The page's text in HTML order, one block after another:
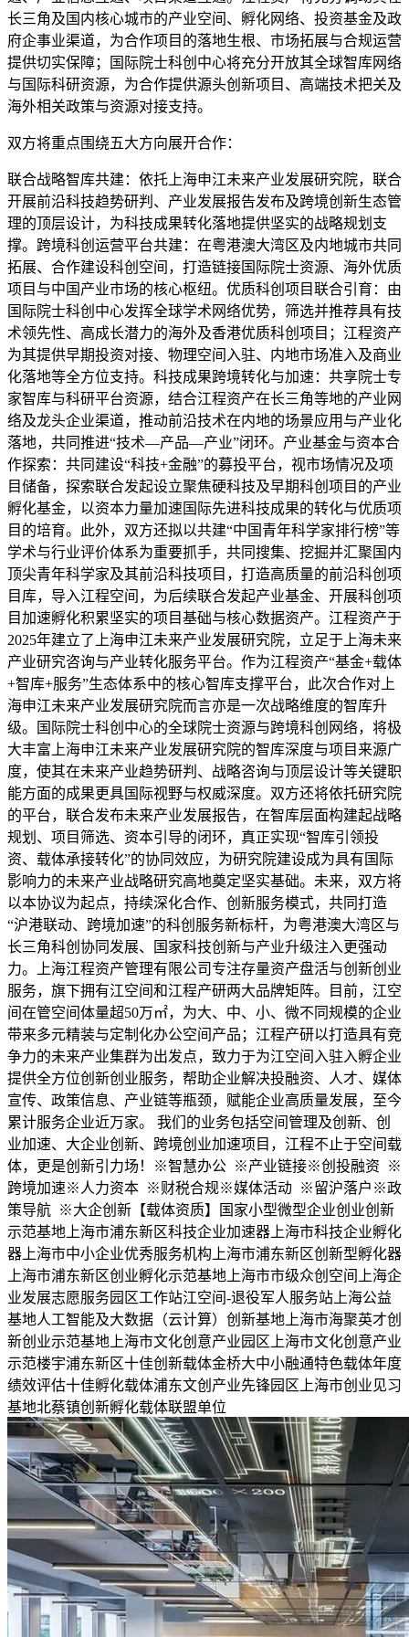
长三角及国内核心城市的产业空间、孵化网络、投资基金及政
府企事业渠道，为合作项目的落地生根、市场拓展与合规运营
提供切实保障；国际院士科创中心将充分开放其全球智库网络
与国际科研资源，为合作提供源头创新项目、高端技术把关及
海外相关政策与资源对接支持。
双方将重点围绕五大方向展开合作：
联合战略智库共建：依托上海申江未来产业发展研究院，联合
开展前沿科技趋势研判、产业发展报告发布及跨境创新生态管
理的顶层设计，为科技成果转化落地提供坚实的战略规划支
撑。跨境科创运营平台共建：在粤港澳大湾区及内地城市共同
拓展、合作建设科创空间，打造链接国际院士资源、海外优质
项目与中国产业市场的核心枢纽。优质科创项目联合引育：由
国际院士科创中心发挥全球学术网络优势，筛选并推荐具有技
术领先性、高成长潜力的海外及香港优质科创项目；江程资产
为其提供早期投资对接、物理空间入驻、内地市场准入及商业
化落地等全方位支持。科技成果跨境转化与加速：共享院士专
家智库与科研平台资源，结合江程资产在长三角等地的产业网
络及龙头企业渠道，推动前沿技术在内地的场景应用与产业化
落地，共同推进“技术—产品—产业”闭环。产业基金与资本合
作探索：共同建设“科技+金融”的募投平台，视市场情况及项
目储备，探索联合发起设立聚焦硬科技及早期科创项目的产业
孵化基金，以资本力量加速国际先进科技成果的转化与优质项
目的培育。此外，双方还拟以共建“中国青年科学家排行榜”等
学术与行业评价体系为重要抓手，共同搜集、挖掘并汇聚国内
顶尖青年科学家及其前沿科技项目，打造高质量的前沿科创项
目库，导入江程空间，为后续联合发起产业基金、开展科创项
目加速孵化积累坚实的项目基础与核心数据资产。江程资产于
2025年建立了上海申江未来产业发展研究院，立足于上海未来
产业研究咨询与产业转化服务平台。作为江程资产“基金+载体
+智库+服务”生态体系中的核心智库支撑平台，此次合作对上
海申江未来产业发展研究院而言亦是一次战略维度的智库升
级。国际院士科创中心的全球院士资源与跨境科创网络，将极
大丰富上海申江未来产业发展研究院的智库深度与项目来源广
度，使其在未来产业趋势研判、战略咨询与顶层设计等关键职
能方面的成果更具国际视野与权威深度。双方还将依托研究院
的平台，联合发布未来产业发展报告，在智库层面构建起战略
规划、项目筛选、资本引导的闭环，真正实现“智库引领投
资、载体承接转化”的协同效应，为研究院建设成为具有国际
影响力的未来产业战略研究高地奠定坚实基础。未来，双方将
以本协议为起点，持续深化合作、创新服务模式，共同打造
“沪港联动、跨境加速”的科创服务新标杆，为粤港澳大湾区与
长三角科创协同发展、国家科技创新与产业升级注入更强动
力。上海江程资产管理有限公司专注存量资产盘活与创新创业
服务，旗下拥有江空间和江程产研两大品牌矩阵。目前，江空
间在管空间体量超50万㎡，为大、中、小、微不同规模的企业
带来多元精装与定制化办公空间产品；江程产研以打造具有竞
争力的未来产业集群为出发点，致力于为江空间入驻入孵企业
提供全方位创新创业服务，帮助企业解决投融资、人才、媒体
宣传、政策信息、产业链等瓶颈，赋能企业高质量发展，至今
累计服务企业近万家。 我们的业务包括空间管理及创新、创
业加速、大企业创新、跨境创业加速项目，江程不止于空间载
体，更是创新引力场！※智慧办公 ※产业链接※创投融资 ※
跨境加速※人力资本 ※财税合规※媒体活动 ※留沪落户※政
策导航 ※大企创新【载体资质】国家小型微型企业创业创新
示范基地上海市浦东新区科技企业加速器上海市科技企业孵化
器上海市中小企业优秀服务机构上海市浦东新区创新型孵化器
上海市浦东新区创业孵化示范基地上海市市级众创空间上海企
业发展志愿服务园区工作站江空间-退役军人服务站上海公益
基地人工智能及大数据（云计算）创新基地上海市海聚英才创
新创业示范基地上海市文化创意产业园区上海市文化创意产业
示范楼宇浦东新区十佳创新载体金桥大中小融通特色载体年度
绩效评估十佳孵化载体浦东文创产业先锋园区上海市创业见习
基地北蔡镇创新孵化载体联盟单位